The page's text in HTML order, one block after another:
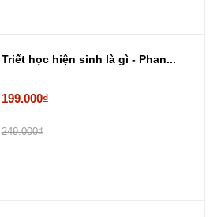
Triết học hiện sinh là gì - Phan...
199.000₫
249.000₫